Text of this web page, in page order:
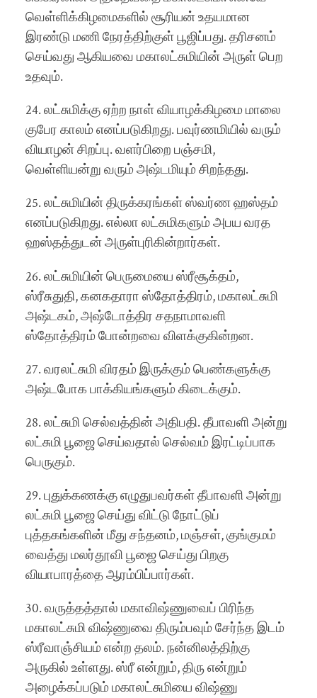
வெள்ளிக்கிழமைகளில் சூரியன் உதயமான
இரண்டு மணி நேரத்திற்குள் பூஜிப்பது. தரிசனம்
செய்வது ஆகியவை மகாலட்சுமியின் அருள் பெற
உதவும்.
24. லட்சுமிக்கு ஏற்ற நாள் வியாழக்கிழமை மாலை
குபேர காலம் எனப்படுகிறது. பவுர்ணமியில் வரும்
வியாழன் சிறப்பு. வளர்பிறை பஞ்சமி,
வெள்ளியன்று வரும் அஷ்டமியும் சிறந்தது.
25. லட்சுமியின் திருக்கரங்கள் ஸ்வர்ண ஹஸ்தம்
எனப்படுகிறது. எல்லா லட்சுமிகளும் அபய வரத
ஹஸ்தத்துடன் அருள்புரிகின்றார்கள்.
26. லட்சுமியின் பெருமையை ஸ்ரீசூக்தம்,
ஸ்ரீசுதுதி, கனகதாரா ஸ்தோத்திரம், மகாலட்சுமி
அஷ்டகம், அஷ்டோத்திர சதநாமாவளி
ஸ்தோத்திரம் போன்றவை விளக்குகின்றன.
27. வரலட்சுமி விரதம் இருக்கும் பெண்களுக்கு
அஷ்டபோக பாக்கியங்களும் கிடைக்கும்.
28. லட்சுமி செல்வத்தின் அதிபதி. தீபாவளி அன்று
லட்சுமி பூஜை செய்வதால் செல்வம் இரட்டிப்பாக
பெருகும்.
29. புதுக்கணக்கு எழுதுபவர்கள் தீபாவளி அன்று
லட்சுமி பூஜை செய்து விட்டு நோட்டுப்
புத்தகங்களின் மீது சந்தனம், மஞ்சள், குங்குமம்
வைத்து மலர்தூவி பூஜை செய்து பிறகு
வியாபாரத்தை ஆரம்பிப்பார்கள்.
30. வருத்தத்தால் மகாவிஷ்ணுவைப் பிரிந்த
மகாலட்சுமி விஷ்ணுவை திரும்பவும் சேர்ந்த இடம்
ஸ்ரீவாஞ்சியம் என்ற தலம். நன்னிலத்திற்கு
அருகில் உள்ளது. ஸ்ரீ என்றும், திரு என்றும்
அழைக்கப்படும் மகாலட்சுமியை விஷ்ணு